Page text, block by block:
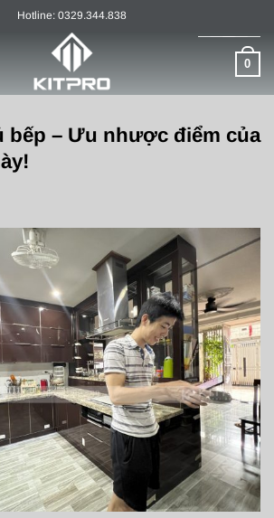
Hotline: 0329.344.838
0
bếp – Ưu nhược điểm của